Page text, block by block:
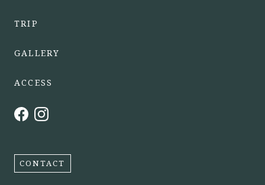
TRIP
GALLERY
ACCESS
CONTACT